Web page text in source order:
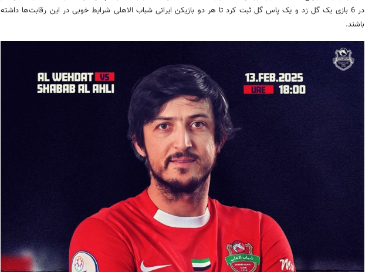
در 6 بازی یک گل زد و یک پاس گل ثبت کرد تا هر دو بازیکن ایرانی شباب الاهلی شرایط خوبی در این رقابت‌ها داشته
باشند.